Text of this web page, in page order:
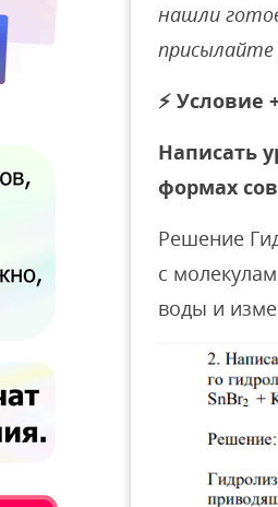
нашли
присылайте
⚡ Условие
Написать
формах
Решение
с
воды и